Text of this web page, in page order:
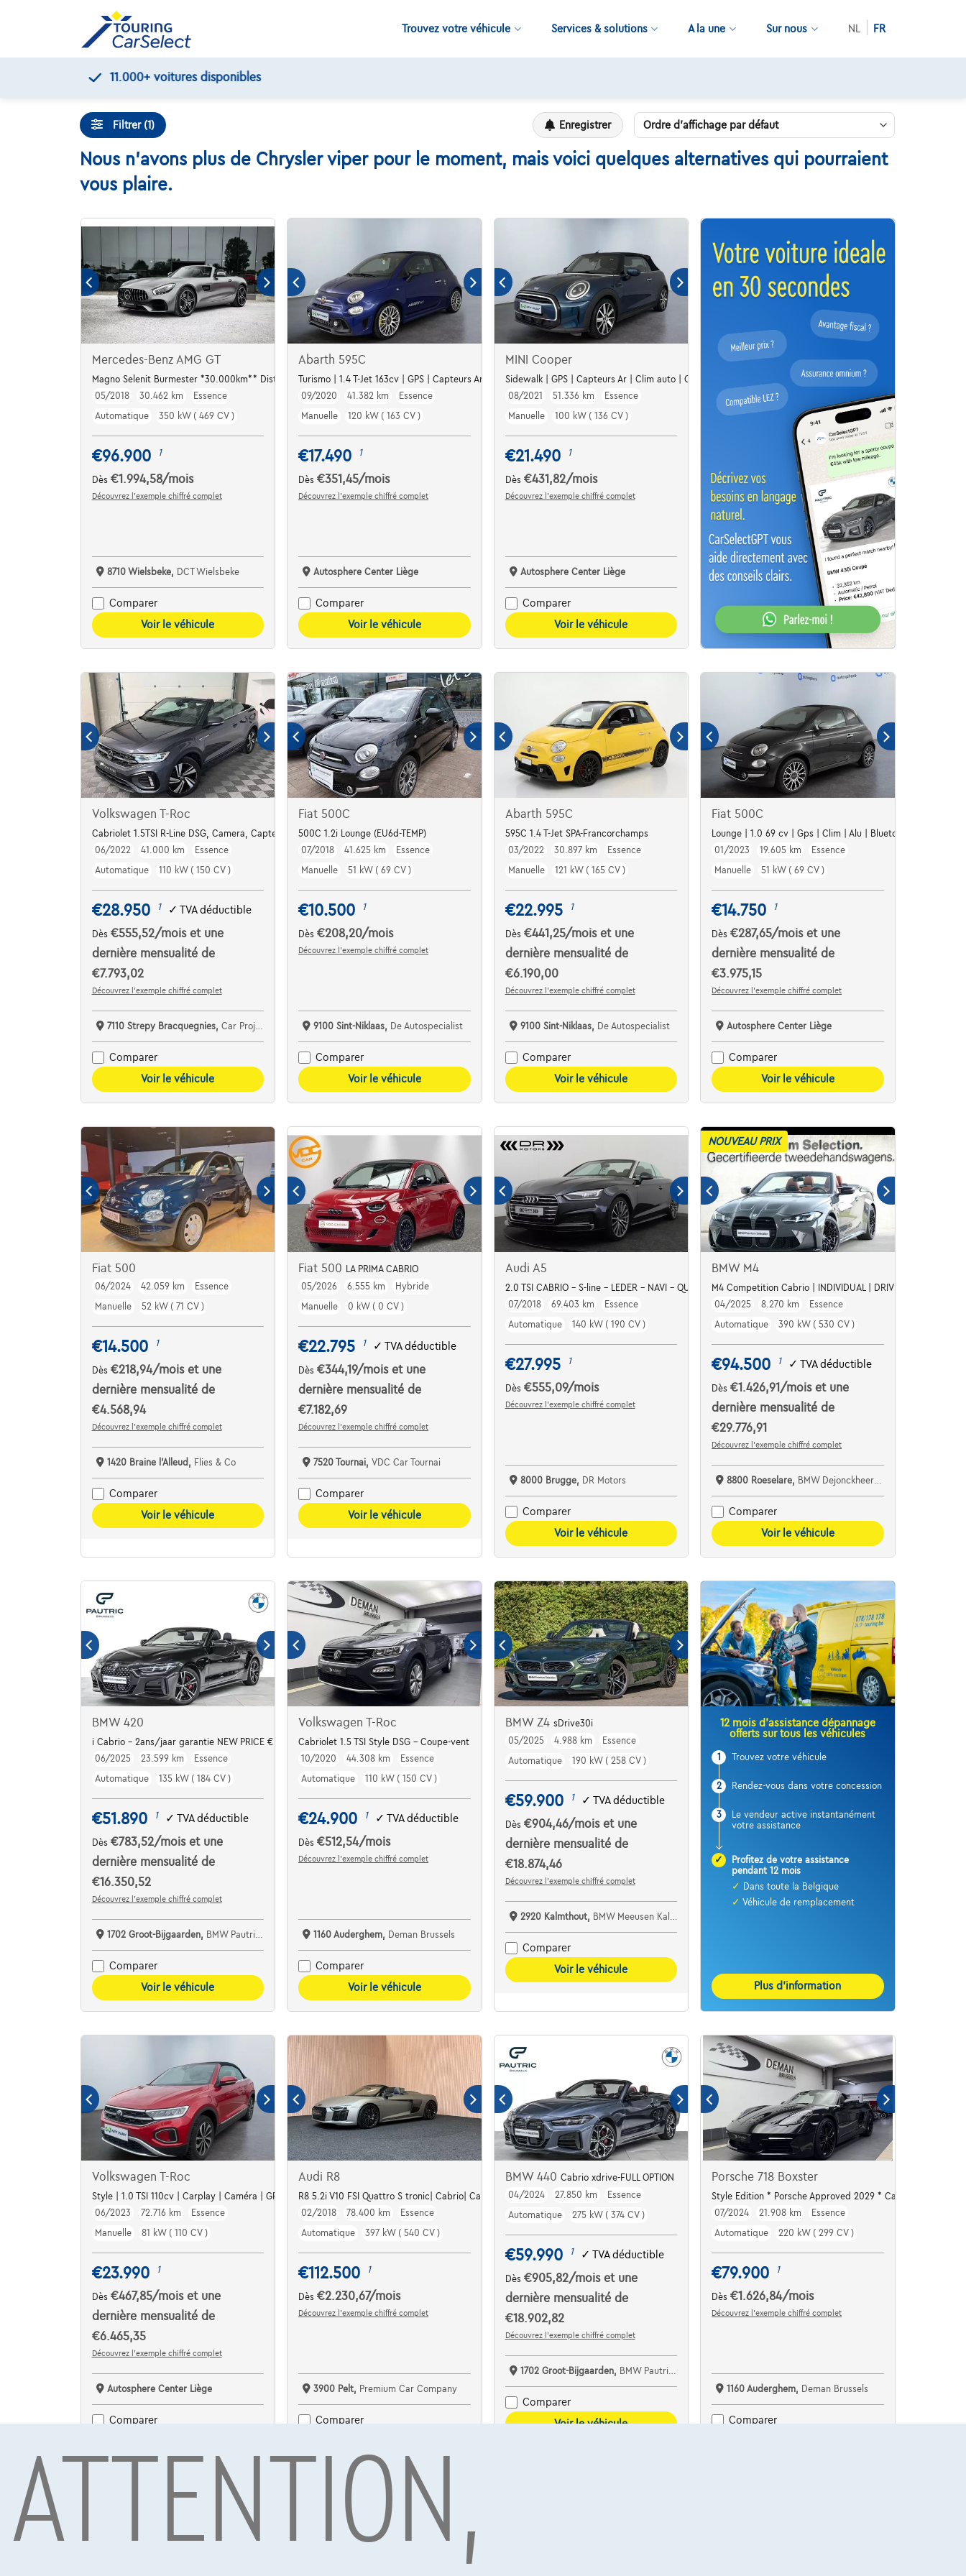
Trouvez votre véhicule Services & solutions A la une Sur nous NL FR
Filtrer (1) Enregistrer
Nous n'avons plus de Chrysler viper pour le moment, mais voici quelques alternatives qui pourraient
vous plaire.
Mercedes-Benz AMG GT
Magno Selenit Burmester *30.000km** Distronic
05/2018
30.462 km
Essence
Automatique
350 kW ( 469 CV )
€96.900 1
Dès €1.994,58/mois
Découvrez l’exemple chiffré complet
8710 Wielsbeke, DCT Wielsbeke
Comparer
Voir le véhicule
Abarth 595C
Turismo | 1.4 T-Jet 163cv | GPS | Capteurs Ar | Clim auto
09/2020
41.382 km
Essence
Manuelle
120 kW ( 163 CV )
€17.490 1
Dès€351,45/mois
Découvrez l’exemple chiffré complet
Autosphere Center Liège
Comparer
Voir le véhicule
MINI Cooper
Sidewalk | GPS | Capteurs Ar | Clim auto | Cruise control
08/2021
51.336 km
Essence
Manuelle
100 kW ( 136 CV )
€21.490 1
Dès €431,82/mois
Découvrez l’exemple chiffré complet
Autosphere Center Liège
Comparer
Voir le véhicule
Volkswagen T-Roc
Cabriolet 1.5TSI R-Line DSG, Camera, Capteurs AV/AR, GPS, Car-Play
06/2022
41.000 km
Essence
Automatique
110 kW ( 150 CV )
€28.950 1 ✓ TVA déductible
Dès €555,52/mois et une
dernière mensualité de
€7.793,02
Découvrez l’exemple chiffré complet
7110 Strepy Bracquegnies, Car Project
Comparer
Voir le véhicule
Fiat 500C
500C 1.2i Lounge (EU6d-TEMP)
07/2018
41.625 km
Essence
Manuelle
51 kW ( 69 CV )
€10.500 1
Dès€208,20/mois
Découvrez l’exemple chiffré complet
9100 Sint-Niklaas, De Autospecialist
Comparer
Voir le véhicule
Abarth 595C
595C 1.4 T-Jet SPA-Francorchamps
03/2022
30.897 km
Essence
Manuelle
121 kW ( 165 CV )
€22.995 1
Dès €441,25/mois et une
dernière mensualité de
€6.190,00
Découvrez l’exemple chiffré complet
9100 Sint-Niklaas, De Autospecialist
Comparer
Voir le véhicule
Fiat 500C
Lounge | 1.0 69 cv | Gps | Clim | Alu | Bluetooth
01/2023
19.605 km
Essence
Manuelle
51 kW ( 69 CV )
€14.750 1
Dès€287,65/moiset une
dernière mensualité de
€3.975,15
Découvrez l’exemple chiffré complet
Autosphere Center Liège
Comparer
Voir le véhicule
Fiat 500
06/2024 42.059 km
Essence
Manuelle
52 kW ( 71 CV )
€14.500 1
Dès €218,94/mois et une
dernière mensualité de
€4.568,94
Découvrez l’exemple chiffré complet
1420 Braine l'Alleud, Flies & Co
Comparer
Voir le véhicule
Fiat 500
LA PRIMA CABRIO
05/2026
6.555 km
Hybride
Manuelle
0 kW ( 0 CV )
€22.795 1 ✓TVA déductible
Dès€344,19/moiset une
dernière mensualité de
€7.182,69
Découvrez l’exemple chiffré complet
7520 Tournai,VDC Car Tournai
Comparer
Voir le véhicule
Audi A5
2.0 TSI CABRIO - S-line - LEDER - NAVI - QUATTRO
07/2018
69.403 km
Essence
Automatique
140 kW ( 190 CV )
€27.995 1
Dès €555,09/mois
Découvrez l’exemple chiffré complet
8000 Brugge, DR Motors
Comparer
Voir le véhicule
NOUVEAU PRIX
BMW M4
M4 Competition Cabrio | INDIVIDUAL | DRIVE PRO | H&K |
04/2025
8.270 km
Essence
Automatique
390 kW ( 530 CV )
€94.500 1 ✓TVA déductible
Dès€1.426,91 /moiset une
dernière mensualité de
€29.776,91
Découvrez l’exemple chiffré complet
8800 Roeselare, BMW Dejonckheere Roeselare
Comparer
Voir le véhicule
BMW 420
i Cabrio - 2ans/jaar garantie NEW PRICE € 75.658
06/2025
23.599 km
Essence
Automatique
135 kW ( 184 CV )
€51.890 1 ✓ TVA déductible
Dès €783,52/mois et une
dernière mensualité de
€16.350,52
Découvrez l’exemple chiffré complet
1702 Groot-Bijgaarden, BMW Pautric Groot Bijgaarden
Comparer
Voir le véhicule
Volkswagen T-Roc
Cabriolet 1.5 TSI Style DSG - Coupe-vent
10/2020
44.308 km
Essence
Automatique
110 kW ( 150 CV )
€24.900 1 ✓TVA déductible
Dès€512,54/mois
Découvrez l’exemple chiffré complet
1160 Auderghem, Deman Brussels
Comparer
Voir le véhicule
BMW Z4 sDrive30i
05/2025
4.988 km
Essence
Automatique
190 kW ( 258 CV )
€59.900 1 ✓ TVA déductible
Dès €904,46/mois et une
dernière mensualité de
€18.874,46
Découvrez l’exemple chiffré complet
2920 Kalmthout, BMW Meeusen Kalmthout
Comparer
Voir le véhicule
12 mois d’assistance dépannage
offerts sur tous les véhicules
1 Trouvez votre véhicule
2 Rendez-vous dans votre concession
3
Le vendeur active instantanément
votre assistance
✓
Profitez de votre assistance
pendant 12 mois
✓ Dans toute la Belgique
✓ Véhicule de remplacement
Plus d’information
Volkswagen T-Roc
Style | 1.0 TSI 110cv | Carplay | Caméra | GPS | Sièges Av chauffants
06/2023
72.716 km
Essence
Manuelle
81 kW ( 110 CV )
€23.990 1
Dès €467,85/mois et une
dernière mensualité de
€6.465,35
Découvrez l’exemple chiffré complet
Autosphere Center Liège
Comparer
Audi R8
R8 5.2i V10 FSI Quattro S tronic| Cabrio| Carbon| Ceramic
02/2018
78.400 km
Essence
Automatique
397 kW ( 540 CV )
€112.500 1
Dès€2.230,67/mois
Découvrez l’exemple chiffré complet
3900 Pelt, Premium Car Company
Comparer
BMW 440 Cabrio xdrive-FULL OPTION
04/2024
27.850 km
Essence
Automatique
275 kW ( 374 CV )
€59.990 1 ✓ TVA déductible
Dès €905,82/mois et une
dernière mensualité de
€18.902,82
Découvrez l’exemple chiffré complet
1702 Groot-Bijgaarden, BMW Pautric Groot Bijgaarden
Comparer
Voir le véhicule
Porsche 718 Boxster
Style Edition * Porsche Approved 2029 * Carbone * Chrono
07/2024
21.908 km
Essence
Automatique
220 kW ( 299 CV )
€79.900 1
Dès€1.626,84/mois
Découvrez l’exemple chiffré complet
1160 Auderghem, Deman Brussels
Comparer
ATTENTION,